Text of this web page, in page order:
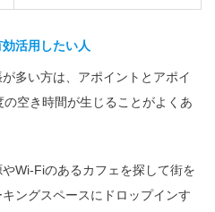
活用したい人
多い方は、アポイントとアポイ
空き時間が生じることがよくあ
Wi-Fiのあるカフェを探して街を
ングスペースにドロップインす